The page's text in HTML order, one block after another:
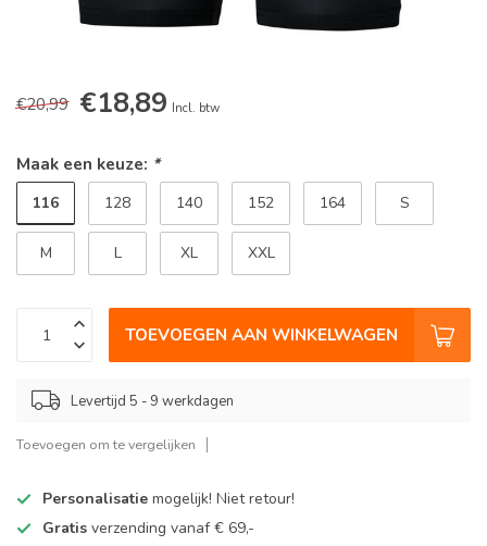
€20,99 €18,89 Incl. btw
Maak een keuze: *
116 128 140 152 164 S
M L XL XXL
TOEVOEGEN AAN WINKELWAGEN
Levertijd 5 - 9 werkdagen
Toevoegen om te vergelijken
Personalisatie mogelijk! Niet retour!
Gratis verzending vanaf € 69,-